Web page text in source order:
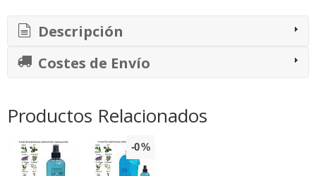
Descripción
Costes de Envío
Productos Relacionados
-0 %